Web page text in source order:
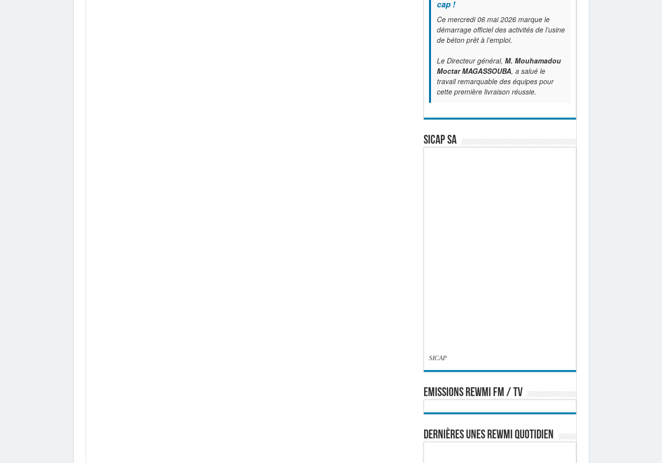
cap !
Ce mercredi 06 mai 2026 marque le
démarrage officiel des activités de l'usine
de béton prêt à l’emploi.
Le Directeur général, M. Mouhamadou
Moctar MAGASSOUBA, a salué le
travail remarquable des équipes pour
cette première livraison réussie.
SICAP SA
SICAP
EMISSIONS REWMI FM / TV
Dernières Unes Rewmi Quotidien